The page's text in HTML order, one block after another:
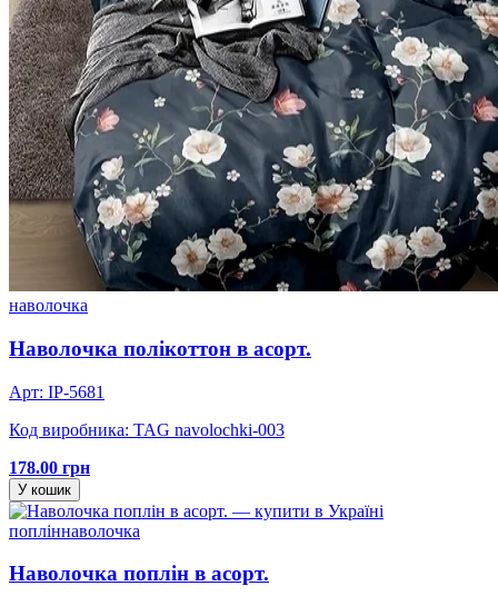
наволочка
Наволочка полікоттон в асорт.
Арт: IP-5681
Код виробника: TAG navolochki-003
178.00 грн
У кошик
попліннаволочка
Наволочка поплін в асорт.